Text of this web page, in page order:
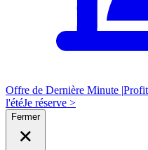
Offre de Dernière Minute |
l'étéJe réserve >
Fermer